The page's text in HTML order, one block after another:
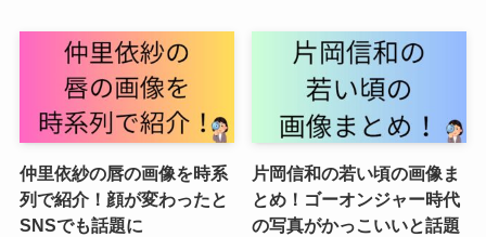
仲里依紗の唇の画像を時系
列で紹介！顔が変わったと
SNSでも話題に
片岡信和の若い頃の画像ま
とめ！ゴーオンジャー時代
の写真がかっこいいと話題